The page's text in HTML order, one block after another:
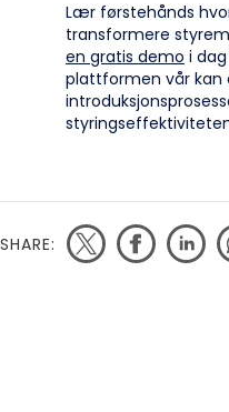
Lær førstehånds
transformere
en gratis demo i
plattformen vår kan
SHARE: